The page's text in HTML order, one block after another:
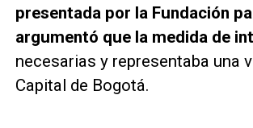
presentada por la Fundación
argumentó que la medida de
necesarias y representaba una
Capital de Bogotá.